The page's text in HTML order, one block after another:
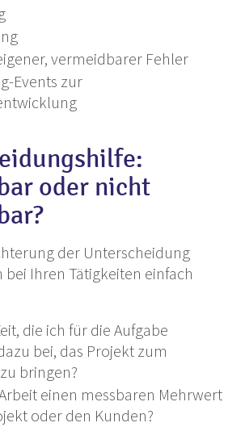
vermeidbarer Fehler
Events zur
oder nicht
der Unterscheidung
bei Ihren Tätigkeiten einfach
die ich für die Aufgabe
bei, das Projekt zum
bringen?
einen messbaren Mehrwert
oder den Kunden?